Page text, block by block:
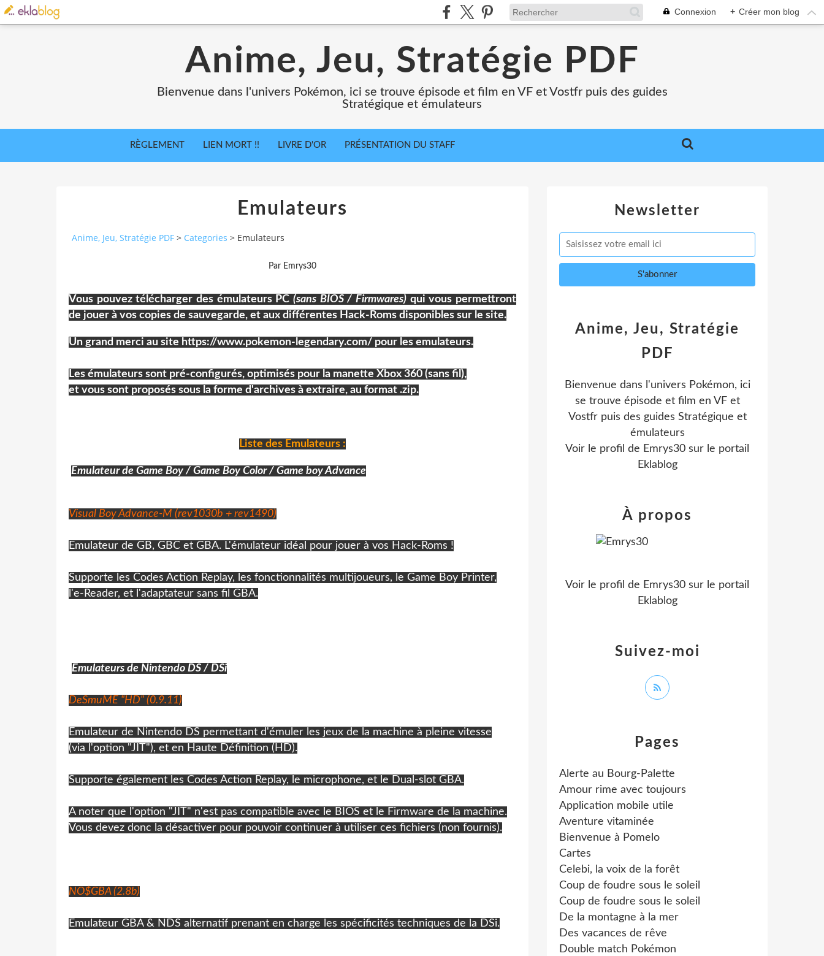
Connexion + Créer mon blog
Anime, Jeu, Stratégie PDF
Bienvenue dans l'univers Pokémon, ici se trouve épisode et film en VF et Vostfr puis des guides
Stratégique et émulateurs
RÈGLEMENT LIEN MORT !! LIVRE D'OR PRÉSENTATION DU STAFF
Emulateurs
Anime, Jeu, Stratégie PDF > Categories > Emulateurs
Par Emrys30
Vous pouvez télécharger des émulateurs PC (sans BIOS / Firmwares) qui vous permettront
de jouer à vos copies de sauvegarde, et aux différentes Hack-Roms disponibles sur le site.
Un grand merci au site https://www.pokemon-legendary.com/ pour les emulateurs.
Les émulateurs sont pré-configurés, optimisés pour la manette Xbox 360 (sans fil),
et vous sont proposés sous la forme d'archives à extraire, au format .zip.
Liste des Emulateurs :
Emulateur de Game Boy / Game Boy Color / Game boy Advance
Visual Boy Advance-M (rev1030b + rev1490)
Emulateur de GB, GBC et GBA. L'émulateur idéal pour jouer à vos Hack-Roms !
Supporte les Codes Action Replay, les fonctionnalités multijoueurs, le Game Boy Printer,
l'e-Reader, et l'adaptateur sans fil GBA.
Emulateurs de Nintendo DS / DSi
DeSmuME "HD" (0.9.11)
Emulateur de Nintendo DS permettant d'émuler les jeux de la machine à pleine vitesse
(via l'option "JIT"), et en Haute Définition (HD).
Supporte également les Codes Action Replay, le microphone, et le Dual-slot GBA.
A noter que l'option "JIT" n'est pas compatible avec le BIOS et le Firmware de la machine.
Vous devez donc la désactiver pour pouvoir continuer à utiliser ces fichiers (non fournis).
NO$GBA (2.8b)
Emulateur GBA & NDS alternatif prenant en charge les spécificités techniques de la DSi.
Newsletter
Pages
Alerte au Bourg-Palette
Amour rime avec toujours
Application mobile utile
Aventure vitaminée
Bienvenue à Pomelo
Cartes
Celebi, la voix de la forêt
Coup de foudre sous le soleil
Coup de foudre sous le soleil
De la montagne à la mer
Des vacances de rêve
Double match Pokémon
Anime, Jeu, Stratégie
PDF
Bienvenue dans l'univers Pokémon, ici
se trouve épisode et film en VF et
Vostfr puis des guides Stratégique et
émulateurs
Voir le profil de Emrys30 sur le portail
Eklablog
Suivez-moi
À propos
Voir le profil de Emrys30 sur le portail
Eklablog